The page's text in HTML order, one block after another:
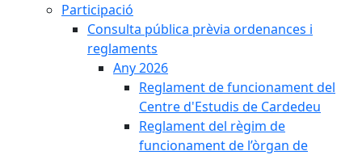
Participació
Consulta pública prèvia ordenances i
reglaments
Any 2026
Reglament de funcionament del
Centre d'Estudis de Cardedeu
Reglament del règim de
funcionament de l’òrgan de